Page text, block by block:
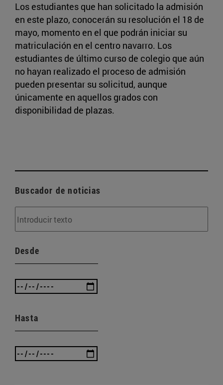
Los estudiantes que han solicitado la admisión
en este plazo, conocerán su resolución el 18 de
mayo, momento en el que podrán iniciar su
matriculación en el centro navarro. Los
estudiantes de último curso de colegio que aún
no hayan realizado el proceso de admisión
pueden presentar su solicitud, aunque
únicamente en aquellos grados con
disponibilidad de plazas.
Buscador de noticias
Desde
Hasta